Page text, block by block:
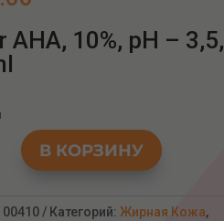
AHA, 10%, pH – 3,5,
В КОРЗИНУ
00410 Категорий: Жирная Кожа,